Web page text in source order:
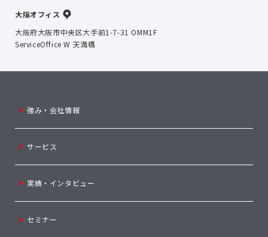
大阪オフィス
大阪府大阪市中央区大手前1-7-31 OMM1F
ServiceOffice W 天満橋
強み・会社情報
サービス
実績・インタビュー
セミナー